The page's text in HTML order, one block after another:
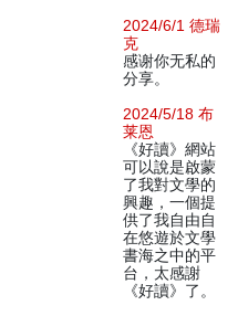
2024/6/1 德瑞
克
感谢你无私的
分享。
2024/5/18 布
莱恩
《好讀》網站
可以說是啟蒙
了我對文學的
興趣，一個提
供了我自由自
在悠遊於文學
書海之中的平
台，太感謝
《好讀》了。